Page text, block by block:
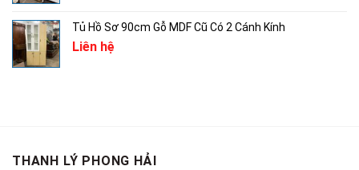
Tủ Hồ Sơ 90cm Gỗ MDF Cũ Có 2 Cánh Kính
Liên hệ
THANH LÝ PHONG HẢI